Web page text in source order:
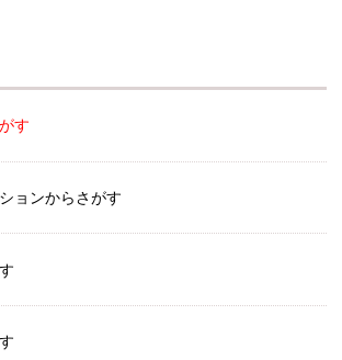
す
ョンからさがす